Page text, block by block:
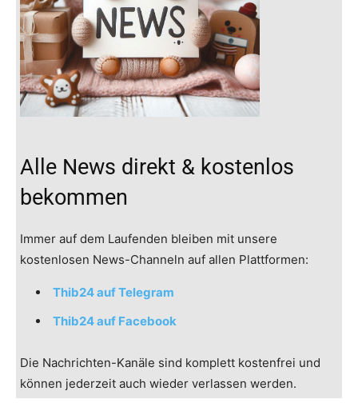
Alle News direkt & kostenlos
bekommen
Immer auf dem Laufenden bleiben mit unsere
kostenlosen News-Channeln auf allen Plattformen:
Thib24 auf Telegram
Thib24 auf Facebook
Die Nachrichten-Kanäle sind komplett kostenfrei und
können jederzeit auch wieder verlassen werden.